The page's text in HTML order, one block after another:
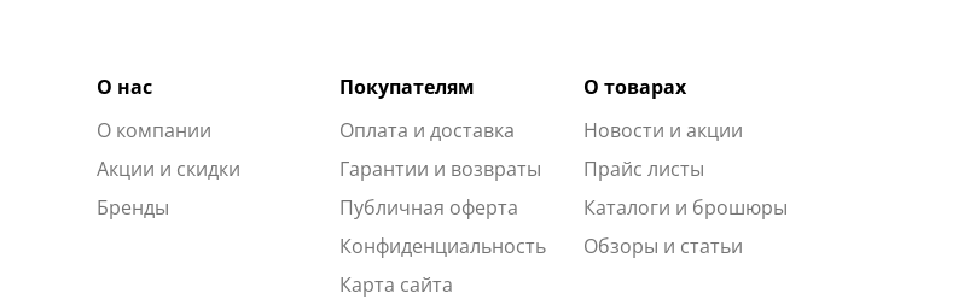
О нас
О компании
Акции и скидки
Бренды
Покупателям
Оплата и доставка
Гарантии и возвраты
Публичная оферта
Конфиденциальность
Карта сайта
О товарах
Новости и акции
Прайс листы
Каталоги и брошюры
Обзоры и статьи